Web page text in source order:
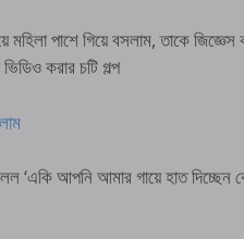
পাশে গিয়ে বসলাম, তাকে জিজ্ঞেস
করার চটি গল্প
‘একি আপনি আমার গায়ে হাত